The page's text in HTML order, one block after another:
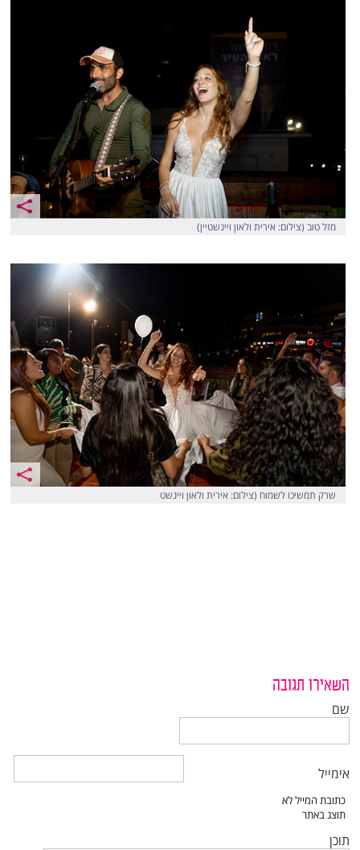
מזל טוב (צילום: אירית ולאון ויינשטיין)
שרק תמשיכו לשמוח (צילום: אירית ולאון ויינשט
השאירו תגובה
שם
אימייל
תוכן